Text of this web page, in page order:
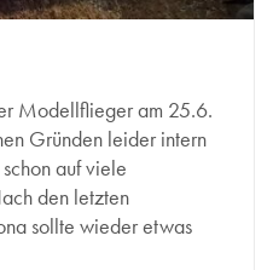
Modellflieger am 25.6.
Gründen leider intern
auf viele
den letzten
sollte wieder etwas